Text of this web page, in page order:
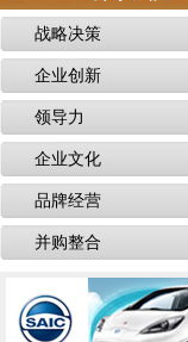
战略决策
企业创新
领导力
企业文化
品牌经营
并购整合